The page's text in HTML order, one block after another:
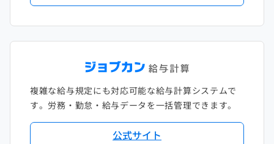
複雑な給与規定にも対応可能な給与計算システムで
す。労務・勤怠・給与データを一括管理できます。
公式サイト